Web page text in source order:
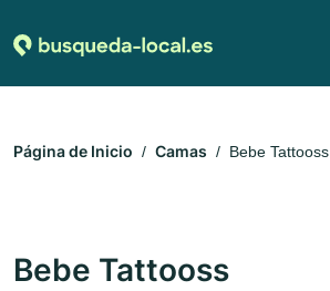
Página de Inicio Camas Bebe Tattooss
Bebe Tattooss